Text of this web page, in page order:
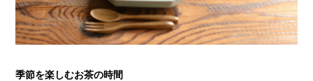
季節を楽しむお茶の時間